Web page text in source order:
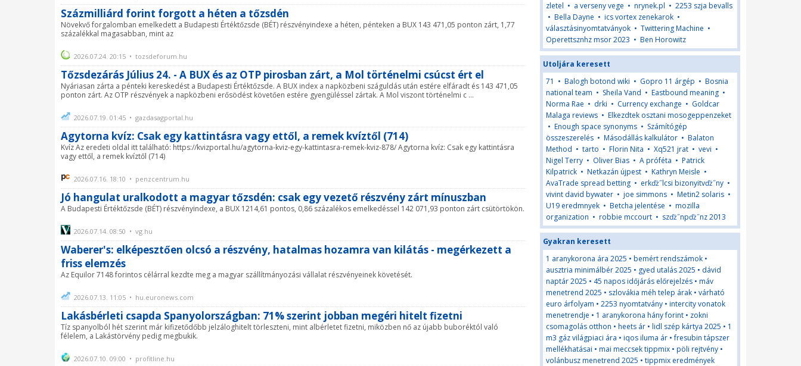
Százmilliárd forint forgott a héten a tőzsdén
Növekvő forgalomban emelkedett a Budapesti Értéktőzsde (BÉT) részvényindexe a héten, pénteken a BUX 143 471,05 ponton zárt, 1,77
százalékkal magasabban, mint az
2026.07.24. 20:15 • tozsdeforum.hu
Tőzsdezárás Július 24. - A BUX és az OTP pirosban zárt, a Mol történelmi csúcst ért el
Nyáriasan zárta a pénteki kereskedést a Budapesti Értéktőzsde. A BUX index a napközbeni száguldás után estére elfáradt és 143 471,05
ponton zárt. Az OTP részvények a napközbeni erősödést követően estére gyengüléssel zártak. A Mol viszont történelmi c ...
2026.07.19. 01:45 • gazdasagportal.hu
Agytorna kvíz: Csak egy kattintásra vagy ettől, a remek kvíztől (714)
Kvíz Az eredeti oldal itt található: https://kvizportal.hu/agytorna-kviz-egy-kattintasra-remek-kviz-878/ Agytorna kvíz: Csak egy kattintásra
vagy ettől, a remek kvíztől (714)
2026.07.16. 18:10 • penzcentrum.hu
Jó hangulat uralkodott a magyar tőzsdén: csak egy vezető részvény zárt mínuszban
A Budapesti Értéktőzsde (BÉT) részvényindexe, a BUX 1214,61 pontos, 0,86 százalékos emelkedéssel 142 071,93 ponton zárt csütörtökön.
2026.07.14. 08:50 • vg.hu
Waberer's: elképesztően olcsó a részvény, hatalmas hozamra van kilátás - megérkezett a
friss elemzés
Az Equilor 7148 forintos célárral kezdte meg a magyar szállítmányozási vállalat részvényeinek követését.
2026.07.13. 11:05 • hu.euronews.com
Lakásbérleti csapda Spanyolországban: 71% szerint jobban megéri hitelt fizetni
Tíz spanyolból hét szerint már kifizetődőbb jelzáloghitelt törleszteni, mint albérletet fizetni, miközben nő az újabb buboréktól való
félelem, a Lakástörvény pedig megbukik.
2026.07.10. 09:00 • profitline.hu
zletel • a verseny vege • nrynek.pl • 2253 szja bevalls
• Bella Dayne • ics vortex zenekarok •
választásinyomtatványok • Twittering Machine •
Operettsznhz msor 2023 • Ben Horowitz
Utoljára keresett
71 • Balogh botond wiki • Gopro 11 árgép • Bosnia
national team • Sheila Vand • Eastbound meaning •
Norma Rae • drki • Currency exchange • Goldcar
Malaga reviews • Elkezdtek osztani mosogeppenzeket
• Enough space synonyms • Számítógép
összeszerelés • Másodállás kalkulátor • Balaton
Method • tarto • Florin Nita • Xq521 jrat • vevi •
Nigel Terry • Oliver Bias • A próféta • Patrick
Kilpatrick • Netkazán újpest • Kathryn Meisle •
AvaTrade spread betting • erkďż˝lcsi bizonyitvďż˝ny •
vivint david bywater • joe simmons • Metin2 solaris •
U19 eredmnyek • Betcha jelentése • mozilla
organization • robbie mccourt • szďż˝npďż˝nz 2013
Gyakran keresett
1 aranykorona ára 2025 • bemért rendszámok •
ausztria minimálbér 2025 • gyed utalás 2025 • dávid
naptár 2025 • 45 napos időjárás előrejelzés • máv
menetrend 2025 • szlovákia méh telep árak • várható
euro árfolyam • 2253 nyomtatvány • intercity vonatok
menetrendje • 1 aranykorona hány forint • zokni
csomagolás otthon • heets ár • lidl szép kártya 2025 • 1
m3 gáz világpiaci ára • iqos iluma ár •fresubin tápszer
mellékhatásai • mai meccsek tippmix • pöli rejtvény •
volánbusz menetrend 2025 • tippmix eredmények